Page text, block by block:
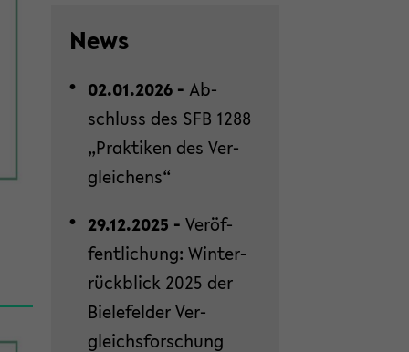
News
02.01.2026 - Ab­
schluss des SFB 1288
„Prak­ti­ken des Ver­
glei­chens“
29.12.2025 - Ver­öf­
fent­li­chung: Win­ter­
rück­blick 2025 der
Bie­le­fel­der Ver­
gleichs­for­schung